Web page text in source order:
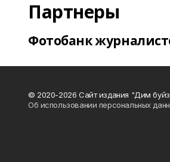
Партнеры
Фотобанк
© 2020-2026 Сайт издания "Дим
Об использовании персональных